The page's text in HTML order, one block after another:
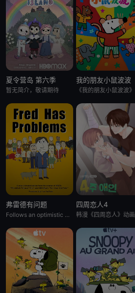
夏令营岛 第六季
暂无简介，敬请期待
我的朋友小鼠波波
弗雷德有问题
Follows an optimistic man who tries to keep up with the
四周恋人4